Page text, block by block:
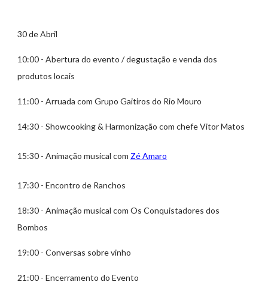
30 de Abril
10:00 - Abertura do evento / degustação e venda dos
produtos locais
11:00 - Arruada com Grupo Gaitiros do Rio Mouro
14:30 - Showcooking & Harmonização com chefe Vitor Matos
15:30 - Animação musical com Zé Amaro
17:30 - Encontro de Ranchos
18:30 - Animação musical com Os Conquistadores dos
Bombos
19:00 - Conversas sobre vinho
21:00 - Encerramento do Evento